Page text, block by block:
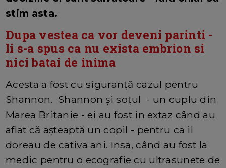
stim asta.
Dupa vestea ca vor deveni parinti -
li s-a spus ca nu exista embrion si
nici batai de inima
Acesta a fost cu siguranță cazul pentru
Shannon. Shannon și soțul - un cuplu din
Marea Britanie - ei au fost in extaz când au
aflat că așteaptă un copil - pentru ca il
doreau de cativa ani. Insa, când au fost la
medic pentru o ecografie cu ultrasunete de